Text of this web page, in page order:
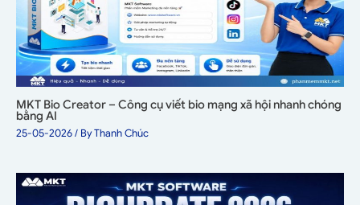
MKT Bio Creator – Công cụ viết bio mạng xã hội nhanh chóng
bằng AI
25-05-2026/ ByThanh Chúc